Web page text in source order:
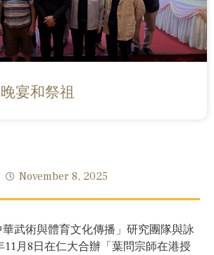
宴和祭祖
November 8, 2025
武術與體育文化傳播」研究團隊與詠
月8日在仁大合辦「葉問宗師在港授